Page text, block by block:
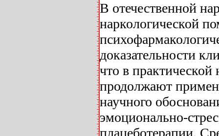
В отечественной
наркологической
доказательности
что в
продолжают
научного
эмоционально-